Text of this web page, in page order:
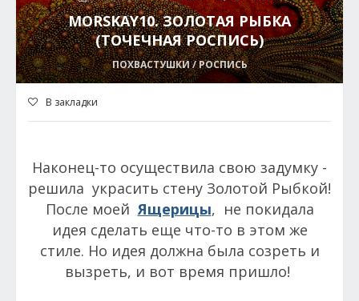
MORSKAY10. ЗОЛОТАЯ РЫБКА
(ТОЧЕЧНАЯ РОСПИСЬ)
ПОХВАСТУШКИ / РОСПИСЬ
В закладки
Наконец-то осуществила свою задумку -
решила украсить стену Золотой Рыбкой!
После моейЯщерицы, не покидала
идея сделать еще что-то в этом же
стиле. Но идея должна была созреть и
вызреть, и вот время пришло!